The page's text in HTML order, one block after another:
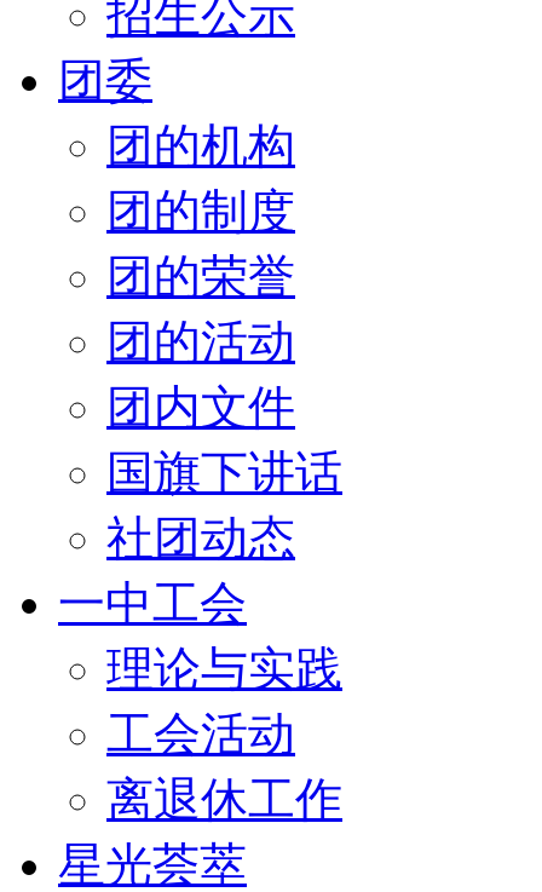
招生公示
团委
团的机构
团的制度
团的荣誉
团的活动
团内文件
国旗下讲话
社团动态
一中工会
理论与实践
工会活动
离退休工作
星光荟萃